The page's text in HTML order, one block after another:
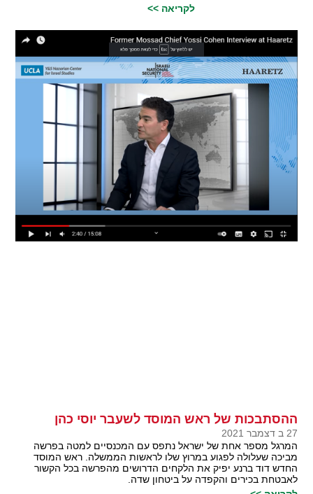
לקריאה >>
ההסתבכות של ראש המוסד לשעבר יוסי כהן
27 ב דצמבר 2021
המרגל מספר אחת של ישראל נתפס עם המכנסיים למטה בפרשה
מביכה שעלולה לפגוע במרוץ שלו לראשות הממשלה. ראש המוסד
החדש דוד ברנע יפיק את הלקחים הדרושים מהפרשה בכל הקשור
לאבטחת בכירים והקפדה על ביטחון שדה.